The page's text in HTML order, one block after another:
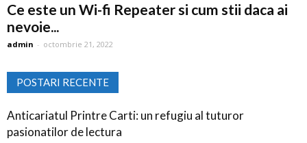
Ce este un Wi-fi Repeater si cum stii daca ai
nevoie...
admin - octombrie 21, 2022
POSTARI RECENTE
Anticariatul Printre Carti: un refugiu al tuturor
pasionatilor de lectura